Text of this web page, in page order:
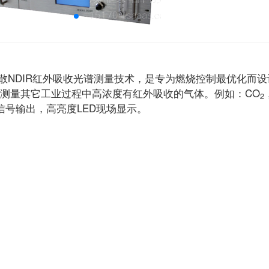
NDIR红外吸收光谱测量技术，是专为燃烧控制最优化而
量其它工业过程中高浓度有红外吸收的气体。例如：CO2
输出，高亮度LED现场显示。